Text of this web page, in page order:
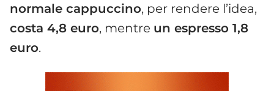
normale cappuccino, per rendere l’idea,
costa 4,8 euro, mentre un espresso 1,8
euro.